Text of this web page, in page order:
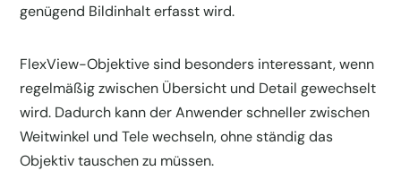
genügend Bildinhalt erfasst wird.
FlexView-Objektive sind besonders interessant, wenn
regelmäßig zwischen Übersicht und Detail gewechselt
wird. Dadurch kann der Anwender schneller zwischen
Weitwinkel und Tele wechseln, ohne ständig das
Objektiv tauschen zu müssen.